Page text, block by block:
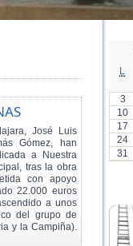
José Luis
Gómez, han
a Nuestra
tras la obra
con apoyo
22.000 euros
a unos
del grupo de
y la Campiña).
3
10
17
24
31